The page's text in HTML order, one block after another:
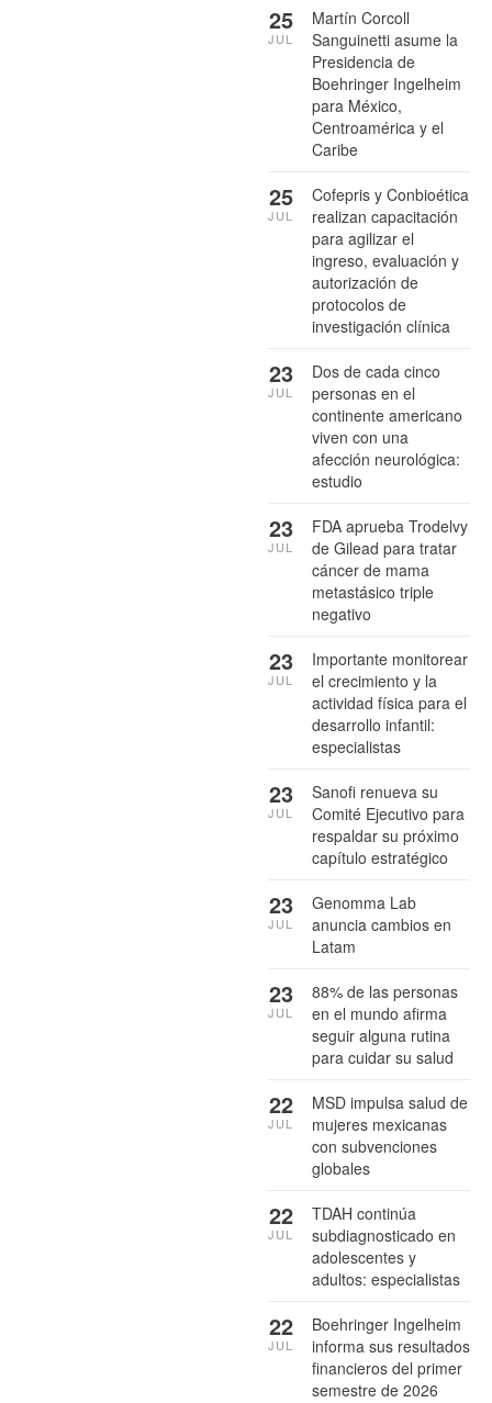
Martín Corcoll
Sanguinetti asume la
Presidencia de
Boehringer Ingelheim
para México,
Centroamérica y el
Caribe
25
JUL
Cofepris y Conbioética
realizan capacitación
para agilizar el
ingreso, evaluación y
autorización de
protocolos de
investigación clínica
25
JUL
Dos de cada cinco
personas en el
continente americano
viven con una
afección neurológica:
estudio
23
JUL
FDA aprueba Trodelvy
de Gilead para tratar
cáncer de mama
metastásico triple
negativo
23
JUL
Importante monitorear
el crecimiento y la
actividad física para el
desarrollo infantil:
especialistas
23
JUL
Sanofi renueva su
Comité Ejecutivo para
respaldar su próximo
capítulo estratégico
23
JUL
Genomma Lab
anuncia cambios en
Latam
23
JUL
88% de las personas
en el mundo afirma
seguir alguna rutina
para cuidar su salud
23
JUL
MSD impulsa salud de
mujeres mexicanas
con subvenciones
globales
22
JUL
TDAH continúa
subdiagnosticado en
adolescentes y
adultos: especialistas
22
JUL
Boehringer Ingelheim
informa sus resultados
financieros del primer
semestre de 2026
22
JUL